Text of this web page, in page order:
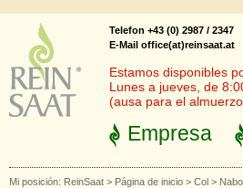
Telefon +43 (0) 2987 / 2347
E-Mail office(at)reinsaat.at
Estamos disponibles
Lunes a jueves, de
(ausa para el
Empresa
Mi posición: ReinSaat > Página de inicio > Col >